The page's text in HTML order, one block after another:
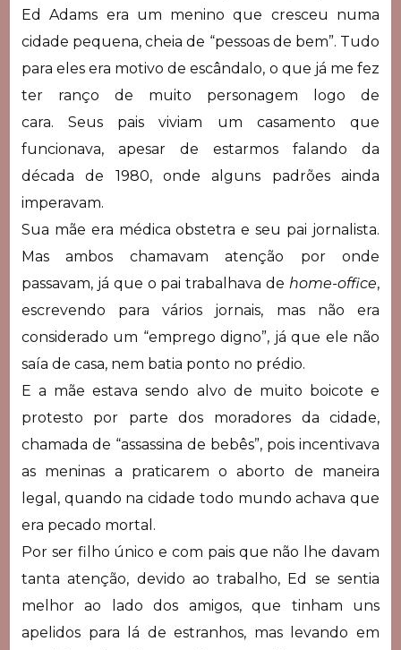
Ed Adams era um menino que cresceu numa
cidade pequena, cheia de “pessoas de bem”. Tudo
para eles era motivo de escândalo, o que já me fez
ter ranço de muito personagem logo de
cara. Seus pais viviam um casamento que
funcionava, apesar de estarmos falando da
década de 1980, onde alguns padrões ainda
imperavam.
Sua mãe era médica obstetra e seu pai jornalista.
Mas ambos chamavam atenção por onde
passavam, já que o pai trabalhava dehome-office,
escrevendo para vários jornais, mas não era
considerado um “emprego digno”, já que ele não
saía de casa, nem batia ponto no prédio.
E a mãe estava sendo alvo de muito boicote e
protesto por parte dos moradores da cidade,
chamada de “assassina de bebês”, pois incentivava
as meninas a praticarem o aborto de maneira
legal, quando na cidade todo mundo achava que
era pecado mortal.
Por ser filho único e com pais que não lhe davam
tanta atenção, devido ao trabalho, Ed se sentia
melhor ao lado dos amigos, que tinham uns
apelidos para lá de estranhos, mas levando em